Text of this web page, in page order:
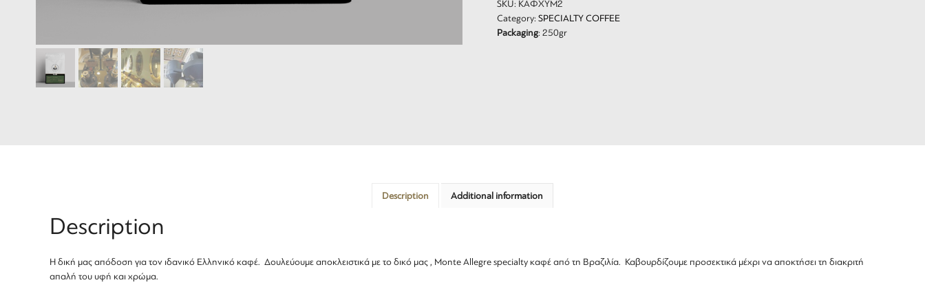
Ibrik
Specialty
Lot
SKU: ΚΑΦΧΥΜ2
Category: SPECIALTY COFFEE
Packaging: 250gr
Description Additional information
Description
Η δική μας απόδοση για τον ιδανικό Ελληνικό καφέ. Δουλεύουμε αποκλειστικά με το δικό μας , Monte Allegre specialty καφέ από τη Βραζιλία. Καβουρδίζουμε προσεκτικά μέχρι να αποκτήσει τη διακριτή
απαλή του υφή και χρώμα.